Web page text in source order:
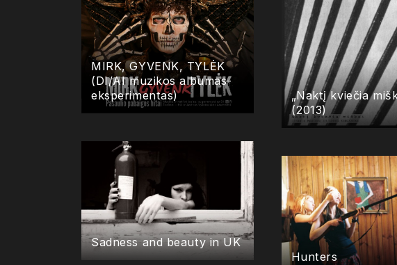
MIRK, GYVENK, TYLĖK
(DI/AI muzikos albumas-
eksperimentas)
„Naktį kviečia
(2013)
Sadness and beauty in UK
Hunters